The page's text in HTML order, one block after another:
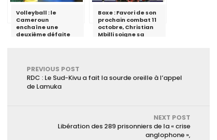
Volleyball : le
Cameroun
enchaîne une
deuxième défaite
Boxe : Favori de son
prochain combat 11
octobre, Christian
Mbilli soigne sa
PREVIOUS POST
RDC : Le Sud-Kivu a fait la sourde oreille à l’appel
de Lamuka
NEXT POST
Libération des 289 prisonniers de la « crise
anglophone »,